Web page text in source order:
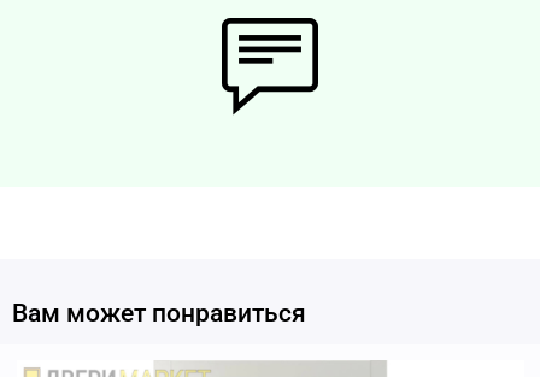
Вам может понравиться